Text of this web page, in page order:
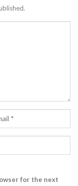
for the next